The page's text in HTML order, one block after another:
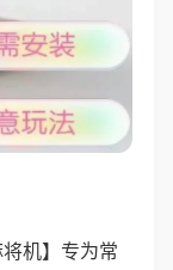
机】专为常